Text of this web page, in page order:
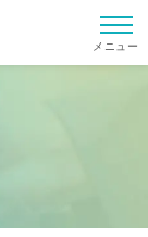
メニュー